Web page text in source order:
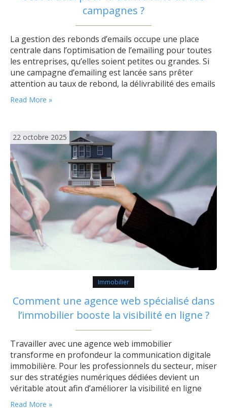
campagnes ?
La gestion des rebonds d’emails occupe une place
centrale dans l’optimisation de l’emailing pour toutes
les entreprises, qu’elles soient petites ou grandes. Si
une campagne d’emailing est lancée sans prêter
attention au taux de rebond, la délivrabilité des emails
risque rapidement de diminuer, mettant en péril la
portée et l’efficacité du message transmis.
Read More »
22 octobre 2025
Immobilier
Comment une agence web spécialisé dans
l’immobilier booste la visibilité en ligne ?
Travailler avec une agence web immobilier
transforme en profondeur la communication digitale
immobilière. Pour les professionnels du secteur, miser
sur des stratégies numériques dédiées devient un
véritable atout afin d’améliorer la visibilité en ligne
immobilier. Découvrons comment ces agences
Read More »